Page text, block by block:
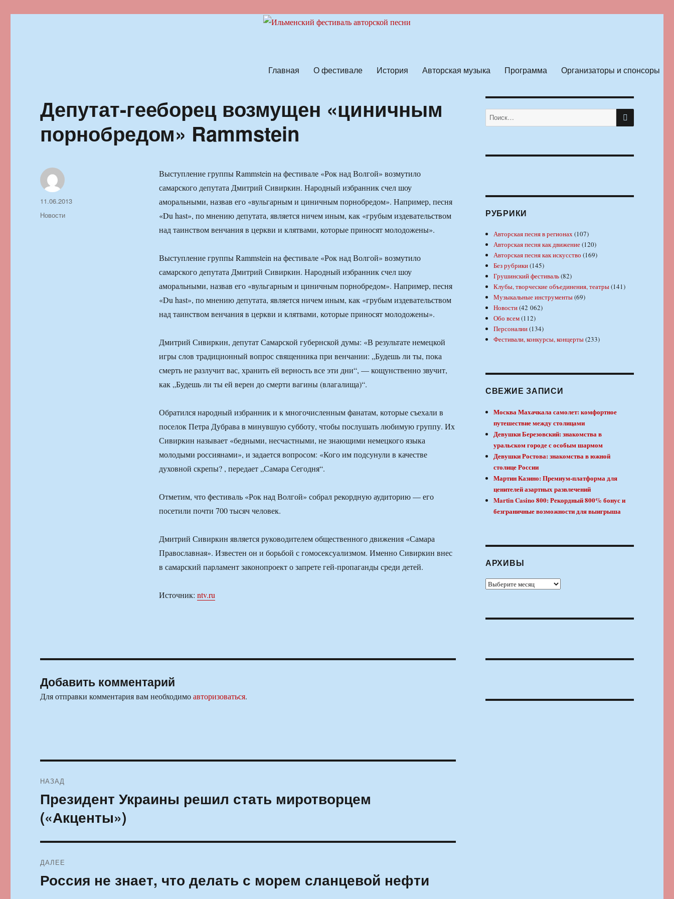
Главная О фестивале История Авторская музыка Программа Организаторы и спонсоры
Депутат-гееборец возмущен «циничным
порнобредом» Rammstein
Выступление группы Rammstein на фестивале «Рок над Волгой» возмутило
самарского депутата Дмитрий Сивиркин. Народный избранник счел шоу
аморальными, назвав его «вульгарным и циничным порнобредом». Например, песня
«Du hast», по мнению депутата, является ничем иным, как «грубым издевательством
над таинством венчания в церкви и клятвами, которые приносят молодожены».
Выступление группы Rammstein на фестивале «Рок над Волгой» возмутило
самарского депутата Дмитрий Сивиркин. Народный избранник счел шоу
аморальными, назвав его «вульгарным и циничным порнобредом». Например, песня
«Du hast», по мнению депутата, является ничем иным, как «грубым издевательством
над таинством венчания в церкви и клятвами, которые приносят молодожены».
Дмитрий Сивиркин, депутат Самарской губернской думы: «В результате немецкой
игры слов традиционный вопрос священника при венчании: „Будешь ли ты, пока
смерть не разлучит вас, хранить ей верность все эти дни“, — кощунственно звучит,
как „Будешь ли ты ей верен до смерти вагины (влагалища)“.
Обратился народный избранник и к многочисленным фанатам, которые съехали в
поселок Петра Дубрава в минувшую субботу, чтобы послушать любимую группу. Их
Сивиркин называет «бедными, несчастными, не знающими немецкого языка
молодыми россиянами», и задается вопросом: «Кого им подсунули в качестве
духовной скрепы? , передает „Самара Сегодня“.
Отметим, что фестиваль «Рок над Волгой» собрал рекордную аудиторию — его
посетили почти 700 тысяч человек.
Дмитрий Сивиркин является руководителем общественного движения «Самара
Православная». Известен он и борьбой с гомосексуализмом. Именно Сивиркин внес
в самарский парламент законопроект о запрете гей-пропаганды среди детей.
Источник: ntv.ru
Автор
Опубликовано
11.06.2013
Рубрики
Новости
Добавить комментарий
Для отправки комментария вам необходимоавторизоваться.
по
записям
НАЗАД
Предыдущая
запись:
Президент Украины решил стать миротворцем
(«Акценты»)
ДАЛЕЕ
Следующая
Россия не знает, что делать с морем сланцевой нефти
Искать: ПОИСК
РУБРИКИ
Авторская песня в регионах(107)
Авторская песня как движение(120)
Авторская песня как искусство (169)
Без рубрики(145)
Грушинский фестиваль(82)
Клубы, творческие объединения, театры(141)
Музыкальные инструменты(69)
Новости(42 062)
Обо всем(112)
Персоналии(134)
Фестивали, конкурсы, концерты(233)
СВЕЖИЕ ЗАПИСИ
Москва Махачкала самолет: комфортное
путешествие между столицами
Девушки Березовский: знакомства в
уральском городе с особым шармом
Девушки Ростова: знакомства в южной
столице России
Мартин Казино: Премиум-платформа для
ценителей азартных развлечений
Martin Casino 800: Рекордный 800% бонус и
безграничные возможности для выигрыша
АРХИВЫ
Архивы